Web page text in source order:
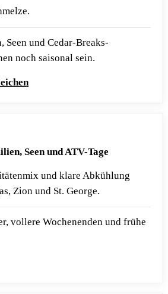
Seen und Cedar-Breaks-
noch saisonal sein.
Seen und ATV-Tage
und klare Abkühlung
Zion und St. George.
vollere Wochenenden und frühe